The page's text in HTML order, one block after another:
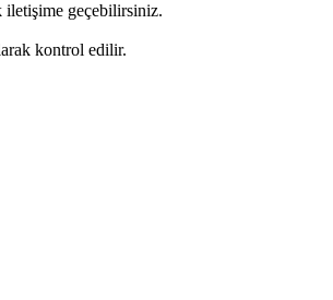
iletişime geçebilirsiniz.
kontrol edilir.